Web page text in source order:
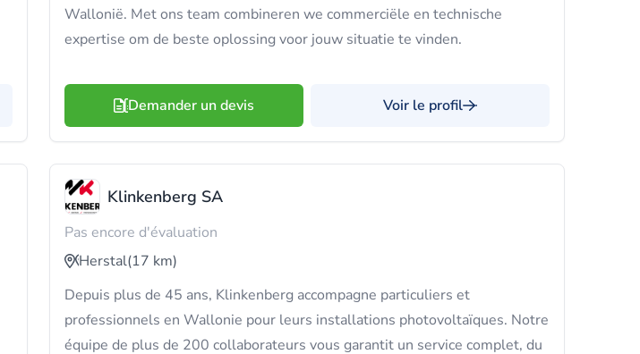
Wallonië. Met ons team combineren we commerciële en technische
expertise om de beste oplossing voor jouw situatie te vinden.
Demander un devis Voir le profil
Klinkenberg SA
Pas encore d'évaluation
Herstal(17 km)
Depuis plus de 45 ans, Klinkenberg accompagne particuliers et
professionnels en Wallonie pour leurs installations photovoltaïques. Notre
équipe de plus de 200 collaborateurs vous garantit un service complet, du